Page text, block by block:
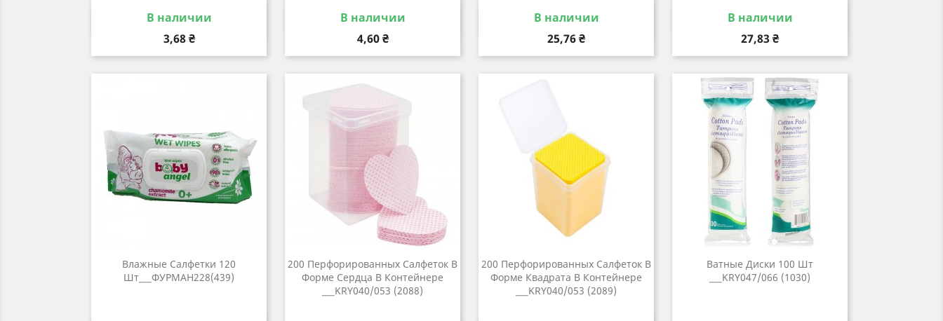
В наличии
Цена
3,68 ₴
Быстрый просмотр
В наличии
Цена
4,60 ₴
Быстрый просмотр
В наличии
Цена
25,76 ₴
Быстрый просмотр
В наличии
Цена
27,83 ₴
Быстрый просмотр
Влажные Салфетки 120
Шт___ФУРМАН228(439)
200 Перфорированных Салфеток В
Форме Сердца В Контейнере
___KRY040/053 (2088)
200 Перфорированных Салфеток В
Форме Квадрата В Контейнере
___KRY040/053 (2089)
Ватные Диски 100 Шт
___KRY047/066 (1030)